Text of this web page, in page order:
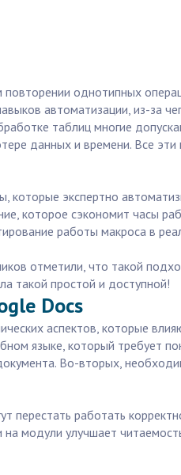
однотипных
автоматизации, из-за
таблиц многие
данных и времени. Все
которые экспертно
которое сэкономит часы
работы макроса в
отметили, что такой
такой простой и доступной!
Docs
аспектов, которые
языке, который требует
Во-вторых,
перестать работать
на модули улучшает